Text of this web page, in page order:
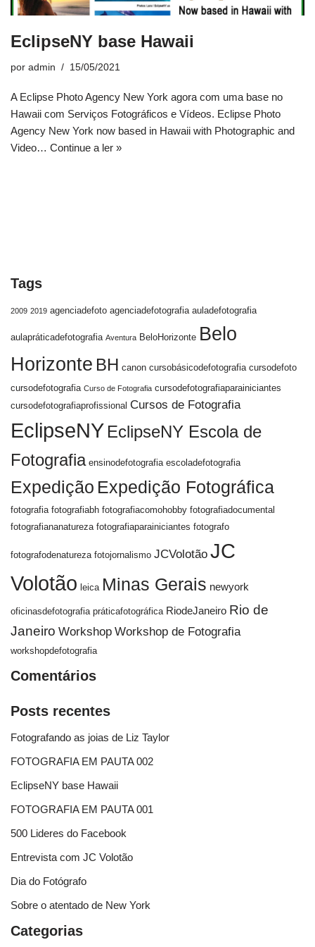
EclipseNY base Hawaii
por admin 15/05/2021
A Eclipse Photo Agency New York agora com uma base no
Hawaii com Serviços Fotográficos e Vídeos. Eclipse Photo
Agency New York now based in Hawaii with Photographic and
Video… Continue a ler »
Tags
2009 2019 agenciadefoto agenciadefotografia auladefotografia
aulapráticadefotografia Aventura BeloHorizonte Belo
Horizonte BH canon cursobásicodefotografia cursodefoto
cursodefotografia Curso de Fotografia cursodefotografiaparainiciantes
cursodefotografiaprofissional Cursos de Fotografia
EclipseNY EclipseNY Escola de
Fotografia ensinodefotografia escoladefotografia
Expedição Expedição Fotográfica
fotografia fotografiabh fotografiacomohobby fotografiadocumental
fotografiananatureza fotografiaparainiciantes fotografo
fotografodenatureza fotojornalismo JCVolotão JC
Volotão leica Minas Gerais newyork
oficinasdefotografia práticafotográfica RiodeJaneiro Rio de
Janeiro Workshop Workshop de Fotografia
workshopdefotografia
Comentários
Posts recentes
Fotografando as joias de Liz Taylor
FOTOGRAFIA EM PAUTA 002
EclipseNY base Hawaii
FOTOGRAFIA EM PAUTA 001
500 Lideres do Facebook
Entrevista com JC Volotão
Dia do Fotógrafo
Sobre o atentado de New York
Categorias